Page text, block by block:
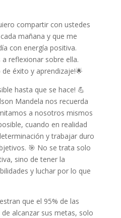
compartir con ustedes
mañana y que me
con energía positiva.
reflexionar sobre ella.
éxito y aprendizaje!🌟
hasta que se hace! 💪
Mandela nos recuerda
a nosotros mismos
cuando en realidad
y trabajar duro
🎯 No se trata solo
sino de tener la
y luchar por lo que
que el 95% de las
alcanzar sus metas, solo